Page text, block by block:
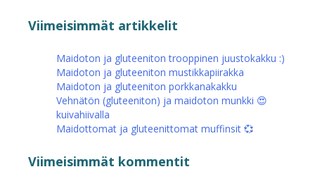
Viimeisimmät artikkelit
Maidoton ja gluteeniton trooppinen juustokakku :)
Maidoton ja gluteeniton mustikkapiirakka
Maidoton ja gluteeniton porkkanakakku
Vehnätön (gluteeniton) ja maidoton munkki 😍
kuivahiivalla
Maidottomat ja gluteenittomat muffinsit 💞
Viimeisimmät kommentit